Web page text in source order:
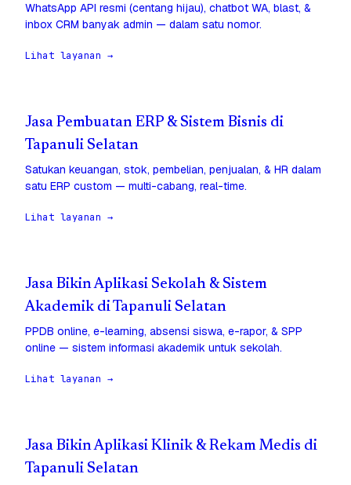
WhatsApp API resmi (centang hijau), chatbot WA, blast, &
inbox CRM banyak admin — dalam satu nomor.
Lihat layanan →
Jasa Pembuatan ERP & Sistem Bisnis di
Tapanuli Selatan
Satukan keuangan, stok, pembelian, penjualan, & HR dalam
satu ERP custom — multi-cabang, real-time.
Lihat layanan →
Jasa Bikin Aplikasi Sekolah & Sistem
Akademik di Tapanuli Selatan
PPDB online, e-learning, absensi siswa, e-rapor, & SPP
online — sistem informasi akademik untuk sekolah.
Lihat layanan →
Jasa Bikin Aplikasi Klinik & Rekam Medis di
Tapanuli Selatan